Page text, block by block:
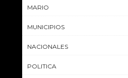
MARIO
MUNICIPIOS
NACIONALES
POLITICA